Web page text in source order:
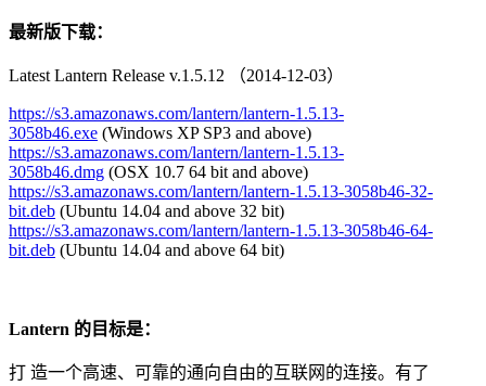
最新版下载：
Latest Lantern Release v.1.5.12 （2014-12-03）
https://s3.amazonaws.com/lantern/lantern-1.5.13-
3058b46.exe (Windows XP SP3 and above)
https://s3.amazonaws.com/lantern/lantern-1.5.13-
3058b46.dmg (OSX 10.7 64 bit and above)
https://s3.amazonaws.com/lantern/lantern-1.5.13-3058b46-32-
bit.deb (Ubuntu 14.04 and above 32 bit)
https://s3.amazonaws.com/lantern/lantern-1.5.13-3058b46-64-
bit.deb (Ubuntu 14.04 and above 64 bit)
Lantern 的目标是：
打 造一个高速、可靠的通向自由的互联网的连接。有了